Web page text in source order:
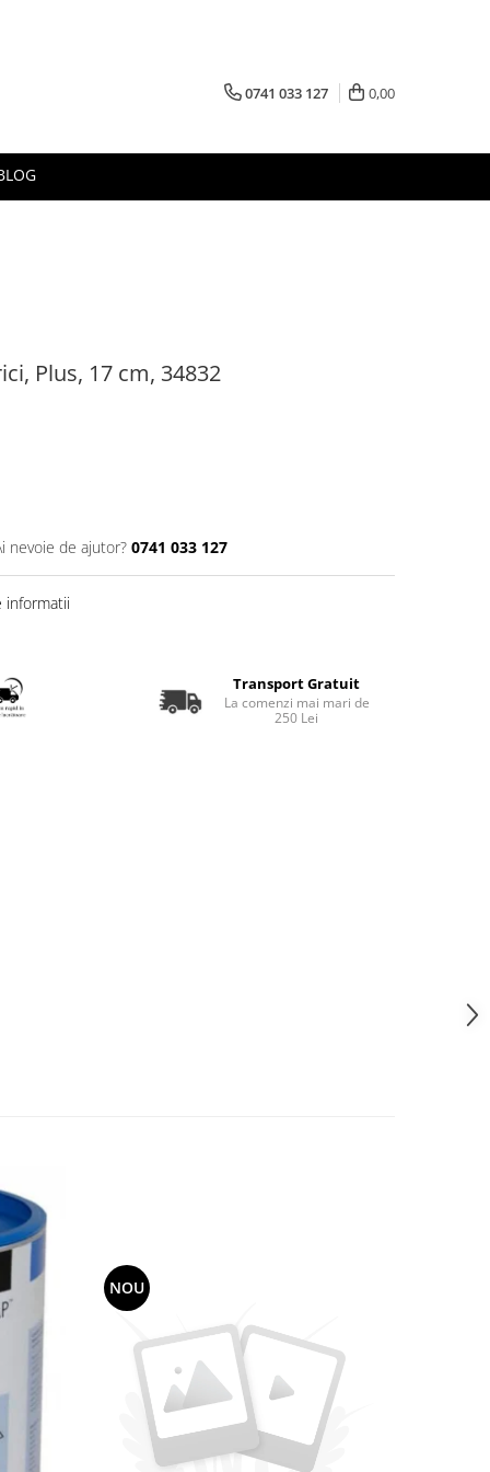
0741 033 127 0,00
Plus, 17 cm, 34832
nevoie de ajutor? 0741 033 127
informatii
Transport Gratuit
La comenzi mai mari de
250 Lei
NOU